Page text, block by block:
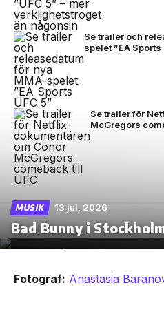
Se trailer och
spelet ”EA Sports
Se trailer för
McGregors
MUSIK 13 jul, 2026
Bad Bunny i
Fotograf: Anastasia